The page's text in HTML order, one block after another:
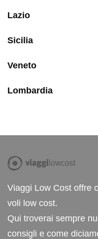
Lazio
Sicilia
Veneto
Lombardia
Viaggi Low Cost offre
voli low cost.
Qui troverai sempre
consigli e come